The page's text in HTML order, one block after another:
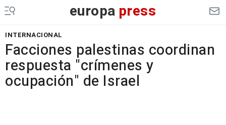
europa press
INTERNACIONAL
Facciones palestinas coordinan
respuesta "crímenes y
ocupación" de Israel